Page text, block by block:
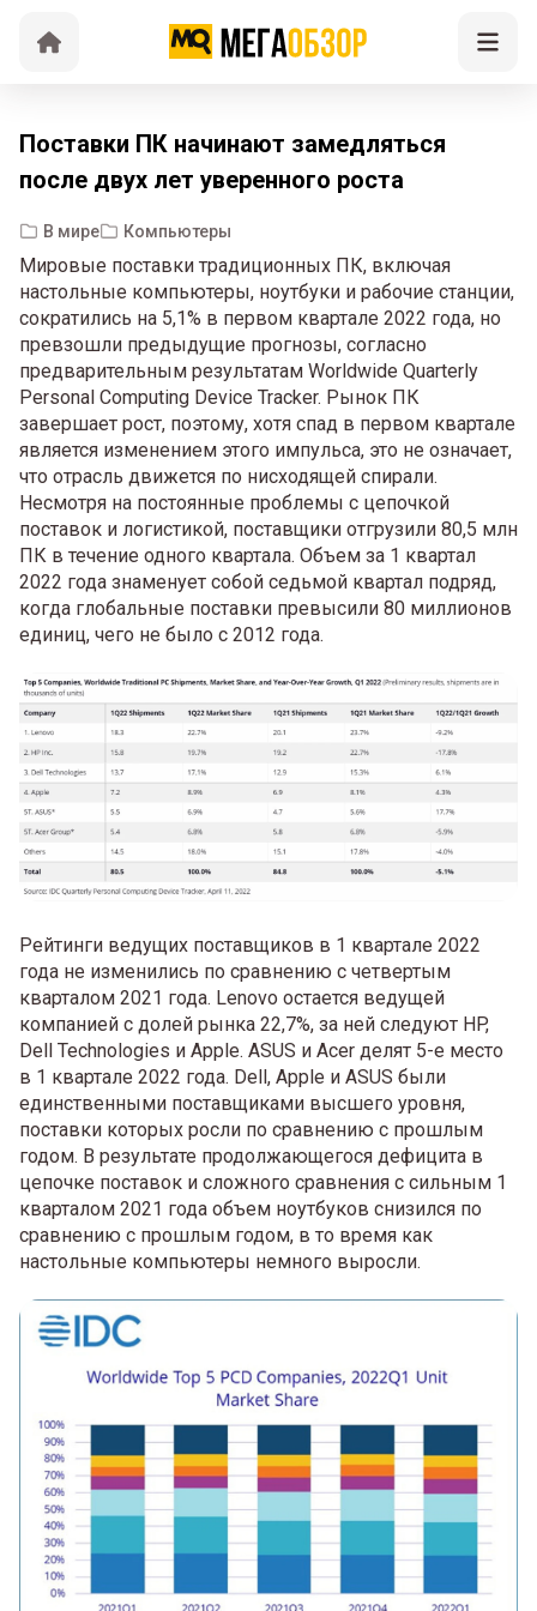
Поставки ПК начинают замедляться
после двух лет уверенного роста
В мире Компьютеры
Мировые поставки традиционных ПК, включая
настольные компьютеры, ноутбуки и рабочие станции,
сократились на 5,1% в первом квартале 2022 года, но
превзошли предыдущие прогнозы, согласно
предварительным результатам Worldwide Quarterly
Personal Computing Device Tracker. Рынок ПК
завершает рост, поэтому, хотя спад в первом квартале
является изменением этого импульса, это не означает,
что отрасль движется по нисходящей спирали.
Несмотря на постоянные проблемы с цепочкой
поставок и логистикой, поставщики отгрузили 80,5 млн
ПК в течение одного квартала. Объем за 1 квартал
2022 года знаменует собой седьмой квартал подряд,
когда глобальные поставки превысили 80 миллионов
единиц, чего не было с 2012 года.
Рейтинги ведущих поставщиков в 1 квартале 2022
года не изменились по сравнению с четвертым
кварталом 2021 года. Lenovo остается ведущей
компанией с долей рынка 22,7%, за ней следуют HP,
Dell Technologies и Apple. ASUS и Acer делят 5-е место
в 1 квартале 2022 года. Dell, Apple и ASUS были
единственными поставщиками высшего уровня,
поставки которых росли по сравнению с прошлым
годом. В результате продолжающегося дефицита в
цепочке поставок и сложного сравнения с сильным 1
кварталом 2021 года объем ноутбуков снизился по
сравнению с прошлым годом, в то время как
настольные компьютеры немного выросли.